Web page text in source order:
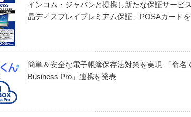
インコム・ジャパンと提携し新たな保証サービ
晶ディスプレイプレミアム保証」POSAカード
簡単＆安全な電子帳簿保存法対策を実現 「命名
Business Pro」連携を発表